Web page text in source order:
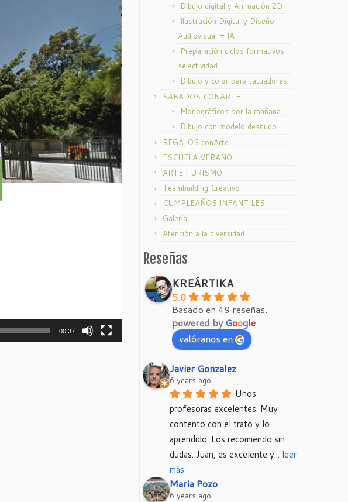
00:37
Dibujo digital y Animación 2D
Ilustración Digital y Diseño
Audiovisual + IA
Preparación ciclos formativos-
selectividad
Dibujo y color para tatuadores
SÁBADOS CONARTE
Monográficos por la mañana
Dibujo con modelo desnudo
REGALOS conArte
ESCUELA VERANO
ARTE TURISMO
Teambuilding Creativo
CUMPLEAÑOS INFANTILES
Galería
Atención a la diversidad
Reseñas
KREÁRTIKA
5.0
Basado en 49 reseñas.
powered byGoogle
valóranos en
Javier Gonzalez
6 years ago
Unos
profesoras excelentes. Muy
contento con el trato y lo
aprendido. Los recomiendo sin
dudas. Juan, es excelente y... leer
más
Maria Pozo
6 years ago